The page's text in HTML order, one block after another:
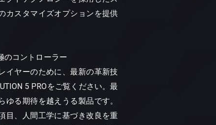
カスタマイズオプションを提供
のコントローラー
イヤーのために、最新の革新技
5 PROをご覧ください。最
る期待を越えうる製品です。
目、人間工学に基づき改良を重